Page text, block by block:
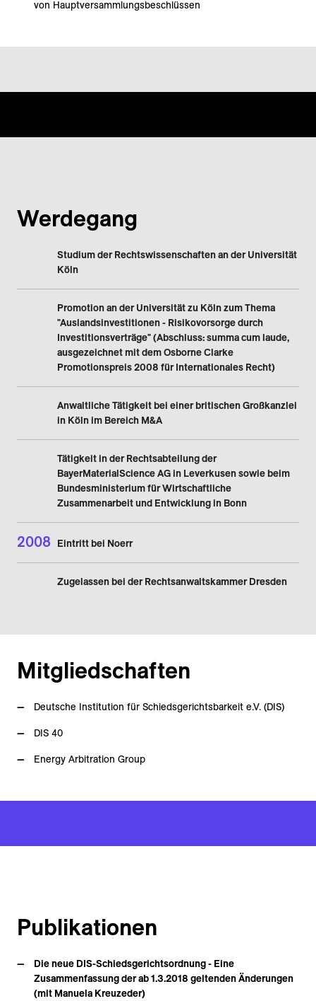
von Hauptversammlungsbeschlüssen
Werdegang
Studium der Rechtswissenschaften an der Universität
Köln
Promotion an der Universität zu Köln zum Thema
"Auslandsinvestitionen - Risikovorsorge durch
Investitionsverträge" (Abschluss: summa cum laude,
ausgezeichnet mit dem Osborne Clarke
Promotionspreis 2008 für Internationales Recht)
Anwaltliche Tätigkeit bei einer britischen Großkanzlei
in Köln im Bereich M&A
Tätigkeit in der Rechtsabteilung der
BayerMaterialScience AG in Leverkusen sowie beim
Bundesministerium für Wirtschaftliche
Zusammenarbeit und Entwicklung in Bonn
2008 Eintritt bei Noerr
Zugelassen bei der Rechtsanwaltskammer Dresden
Mitgliedschaften
Deutsche Institution für Schiedsgerichtsbarkeit e.V. (DIS)
DIS 40
Energy Arbitration Group
Publikationen
Die neue DIS-Schiedsgerichtsordnung - Eine
Zusammenfassung der ab 1.3.2018 geltenden Änderungen
(mit Manuela Kreuzeder)